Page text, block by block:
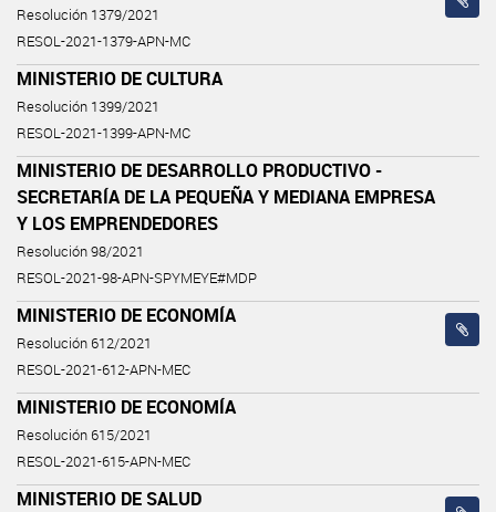
Resolución 1379/2021
RESOL-2021-1379-APN-MC
MINISTERIO DE CULTURA
Resolución 1399/2021
RESOL-2021-1399-APN-MC
MINISTERIO DE DESARROLLO PRODUCTIVO -
SECRETARÍA DE LA PEQUEÑA Y MEDIANA EMPRESA
Y LOS EMPRENDEDORES
Resolución 98/2021
RESOL-2021-98-APN-SPYMEYE#MDP
MINISTERIO DE ECONOMÍA
Resolución 612/2021
RESOL-2021-612-APN-MEC
MINISTERIO DE ECONOMÍA
Resolución 615/2021
RESOL-2021-615-APN-MEC
MINISTERIO DE SALUD